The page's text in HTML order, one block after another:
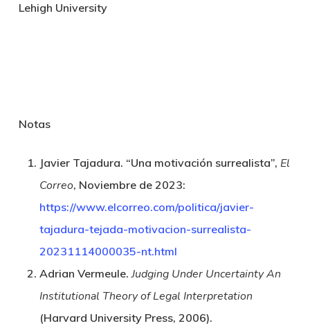
Lehigh University
Notas
Javier Tajadura. “Una motivación surrealista”, El
Correo, Noviembre de 2023:
https://www.elcorreo.com/politica/javier-
tajadura-tejada-motivacion-surrealista-
20231114000035-nt.html
Adrian Vermeule.Judging Under Uncertainty An
Institutional Theory of Legal Interpretation
(Harvard University Press, 2006).